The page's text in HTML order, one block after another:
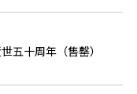
十周年（售罄）